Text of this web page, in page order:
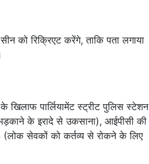
को रिक्रिएट करेंगे, ताकि पता लगाया
खिलाफ पार्लियामेंट स्ट्रीट पुलिस स्टेशन
के इरादे से उकसाना), आईपीसी की
(लोक सेवकों को कर्तव्य से रोकने के लिए